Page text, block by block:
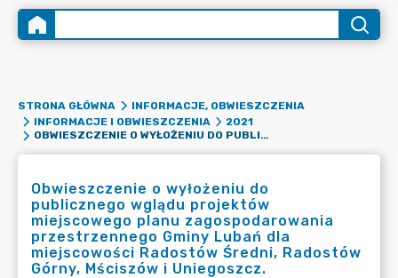
STRONA GŁÓWNA
INFORMACJE, OBWIESZCZENIA
INFORMACJE I OBWIESZCZENIA
2021
OBWIESZCZENIE O WYŁOŻENIU DO PUBLICZNEGO WGLĄDU PROJEKTÓW MIEJSCOWEGO PLANU ZAGOSPODAROWANIA PRZESTRZENNEGO GMINY LUBAŃ DLA MIEJSCOWOŚCI RADOSTÓW ŚREDNI, RADOSTÓW GÓRNY, MŚCISZÓW I UNIEGOSZCZ.
Obwieszczenie o wyłożeniu do
publicznego wglądu projektów
miejscowego planu zagospodarowania
przestrzennego Gminy Lubań dla
miejscowości Radostów Średni, Radostów
Górny, Mściszów i Uniegoszcz.